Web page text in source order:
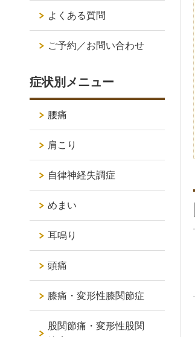
よくある質問
ご予約／お問い合わせ
症状別メニュー
腰痛
肩こり
自律神経失調症
めまい
耳鳴り
頭痛
膝痛・変形性膝関節症
股関節痛・変形性股関